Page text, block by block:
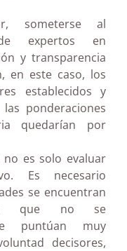
someterse al
expertos en
y transparencia
en este caso, los
establecidos y
ponderaciones
quedarían por
no es solo evaluar
Es necesario
se encuentran
que no se
puntúan muy
decisores,